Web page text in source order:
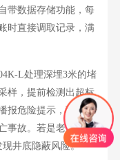
带数据存储功能，每
时直接调取记录，满
L处理深埋3米的堵
样，提前检测出超标
报危险提示，现场人
事故。若是老式无语
井底隐蔽风险。